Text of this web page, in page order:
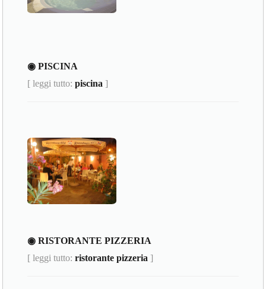
◉ PISCINA
[ leggi tutto:piscina ]
◉ RISTORANTE PIZZERIA
[ leggi tutto:ristorante pizzeria ]